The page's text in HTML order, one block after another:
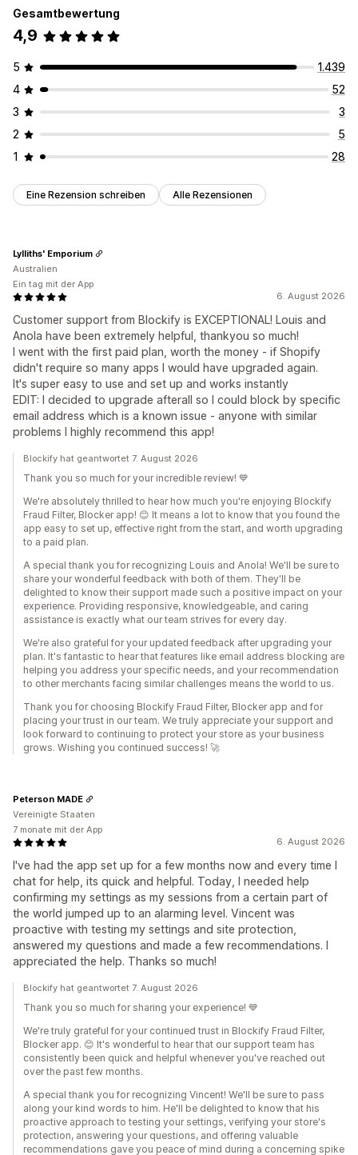
Gesamtbewertung
4,9
5
1.439
4
52
3
3
2
5
1
28
Eine Rezension schreiben Alle Rezensionen
6. August 2026
Customer support from Blockify is EXCEPTIONAL! Louis and
Anola have been extremely helpful, thankyou so much!
I went with the first paid plan, worth the money - if Shopify
didn't require so many apps I would have upgraded again.
It's super easy to use and set up and works instantly
EDIT: I decided to upgrade afterall so I could block by specific
email address which is a known issue - anyone with similar
problems I highly recommend this app!
Lylliths' Emporium
Australien
Ein tag mit der App
Blockify hat geantwortet 7. August 2026
Thank you so much for your incredible review! 💙
We're absolutely thrilled to hear how much you're enjoying Blockify
Fraud Filter, Blocker app! 😊 It means a lot to know that you found the
app easy to set up, effective right from the start, and worth upgrading
to a paid plan.
A special thank you for recognizing Louis and Anola! We'll be sure to
share your wonderful feedback with both of them. They'll be
delighted to know their support made such a positive impact on your
experience. Providing responsive, knowledgeable, and caring
assistance is exactly what our team strives for every day.
We're also grateful for your updated feedback after upgrading your
plan. It's fantastic to hear that features like email address blocking are
helping you address your specific needs, and your recommendation
to other merchants facing similar challenges means the world to us.
Thank you for choosing Blockify Fraud Filter, Blocker app and for
placing your trust in our team. We truly appreciate your support and
look forward to continuing to protect your store as your business
grows. Wishing you continued success! 🚀
6. August 2026
I've had the app set up for a few months now and every time I
chat for help, its quick and helpful. Today, I needed help
confirming my settings as my sessions from a certain part of
the world jumped up to an alarming level. Vincent was
proactive with testing my settings and site protection,
answered my questions and made a few recommendations. I
appreciated the help. Thanks so much!
Peterson MADE
Vereinigte Staaten
7 monate mit der App
Blockify hat geantwortet 7. August 2026
Thank you so much for sharing your experience! 💙
We're truly grateful for your continued trust in Blockify Fraud Filter,
Blocker app. 😊 It's wonderful to hear that our support team has
consistently been quick and helpful whenever you've reached out
over the past few months.
A special thank you for recognizing Vincent! We'll be sure to pass
along your kind words to him. He'll be delighted to know that his
proactive approach to testing your settings, verifying your store's
protection, answering your questions, and offering valuable
recommendations gave you peace of mind during a concerning spike